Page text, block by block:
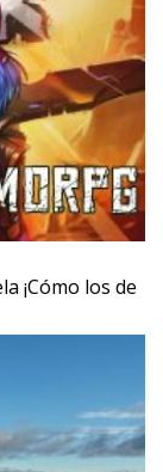
¡Cómo los de